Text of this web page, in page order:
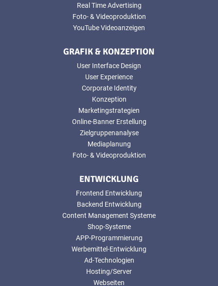
Real Time Advertising
Foto- & Videoproduktion
YouTube Videoanzeigen
GRAFIK & KONZEPTION
User Interface Design
User Experience
Corporate Identity
Konzeption
Marketingstrategien
Online-Banner Erstellung
Zielgruppenanalyse
Mediaplanung
Foto- & Videoproduktion
ENTWICKLUNG
Frontend Entwicklung
Backend Entwicklung
Content Management Systeme
Shop-Systeme
APP-Programmierung
Werbemittel-Entwicklung
Ad-Technologien
Hosting/Server
Webseiten